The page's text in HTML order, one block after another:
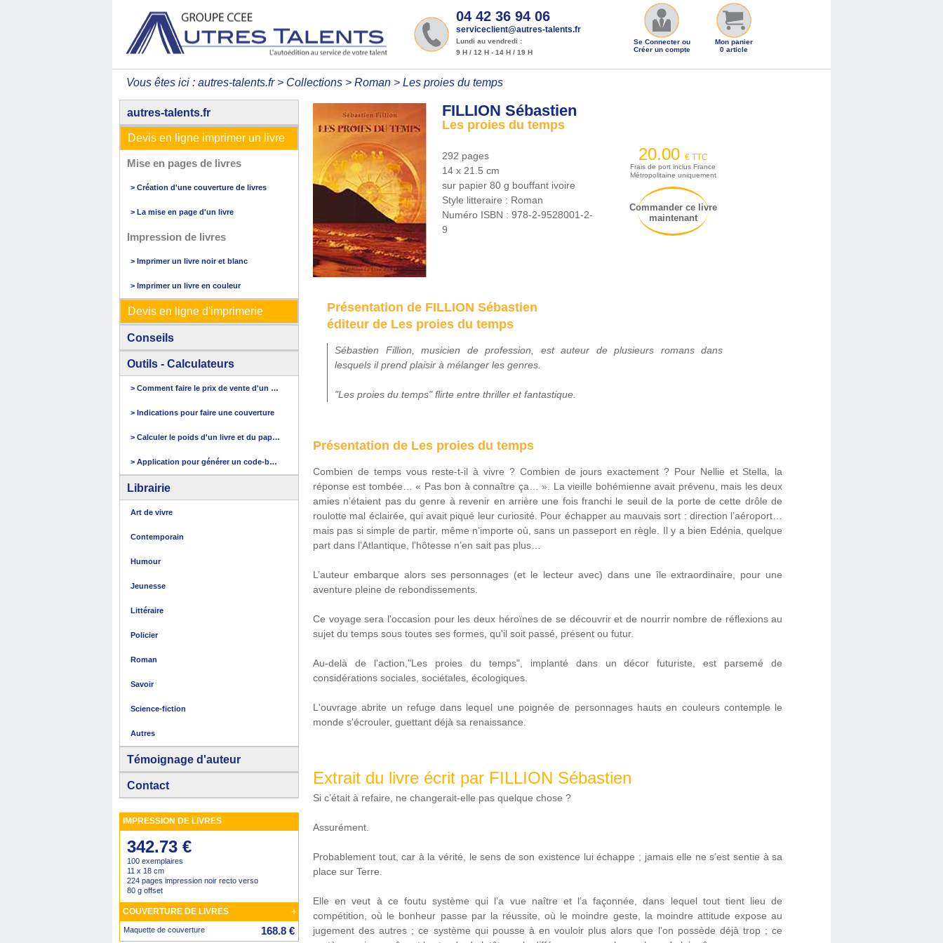
04 42 36 94 06
serviceclient@autres-talents.fr
Lundi au vendredi :
9 H / 12 H - 14 H / 19 H
Se Connecter ou
Créer un compte
Mon panier
0 article
Vous êtes ici : autres-talents.fr> Collections > Roman > Les proies du temps
autres-talents.fr
Devis en ligne imprimer un livre
Mise en pages de livres
> Création d'une couverture de livres
> La mise en page d'un livre
Impression de livres
> Imprimer un livre noir et blanc
> Imprimer un livre en couleur
Devis en ligne d'imprimerie
Conseils
Outils - Calculateurs
> Comment faire le prix de vente d'un livre
> Indications pour faire une couverture
> Calculer le poids d'un livre et du papier
> Application pour générer un code-barres
Librairie
Art de vivre
Contemporain
Humour
Jeunesse
Littéraire
Policier
Roman
Savoir
Science-fiction
Autres
Témoignage d'auteur
Contact
IMPRESSION DE LIVRES
342.73 €
100 exemplaires
11 x 18 cm
224 pages impression noir recto verso
80 g offset
COUVERTURE DE LIVRES +
Maquette de couverture 168.8 €
FILLION Sébastien
Les proies du temps
292 pages
14 x 21.5 cm
sur papier 80 g bouffant ivoire
Style litteraire : Roman
Numéro ISBN :978-2-9528001-2-
9
20.00 € TTC
Frais de port inclus France
Métropolitaine uniquement
Commander ce livre
maintenant
Présentation de FILLION Sébastien
éditeur de Les proies du temps
Sébastien Fillion, musicien de profession, est auteur de plusieurs romans dans
lesquels il prend plaisir à mélanger les genres.
"Les proies du temps" flirte entre thriller et fantastique.
Présentation de Les proies du temps
Combien de temps vous reste-t-il à vivre ? Combien de jours exactement ? Pour Nellie et Stella, la
réponse est tombée… « Pas bon à connaître ça… ». La vieille bohémienne avait prévenu, mais les deux
amies n’étaient pas du genre à revenir en arrière une fois franchi le seuil de la porte de cette drôle de
roulotte mal éclairée, qui avait piqué leur curiosité. Pour échapper au mauvais sort : direction l’aéroport…
mais pas si simple de partir, même n’importe où, sans un passeport en règle. Il y a bien Edénia, quelque
part dans l’Atlantique, l’hôtesse n’en sait pas plus…
L’auteur embarque alors ses personnages (et le lecteur avec) dans une île extraordinaire, pour une
aventure pleine de rebondissements.
Ce voyage sera l'occasion pour les deux héroïnes de se découvrir et de nourrir nombre de réflexions au
sujet du temps sous toutes ses formes, qu'il soit passé, présent ou futur.
Au-delà de l'action,"Les proies du temps", implanté dans un décor futuriste, est parsemé de
considérations sociales, sociétales, écologiques.
L'ouvrage abrite un refuge dans lequel une poignée de personnages hauts en couleurs contemple le
monde s'écrouler, guettant déjà sa renaissance.
Extrait du livre écrit par FILLION Sébastien
Si c’était à refaire, ne changerait-elle pas quelque chose ?
Assurément.
Probablement tout, car à la vérité, le sens de son existence lui échappe ; jamais elle ne s’est sentie à sa
place sur Terre.
Elle en veut à ce foutu système qui l’a vue naître et l’a façonnée, dans lequel tout tient lieu de
compétition, où le bonheur passe par la réussite, où le moindre geste, la moindre attitude expose au
jugement des autres ; ce système qui pousse à en vouloir plus alors que l’on possède déjà trop ; ce